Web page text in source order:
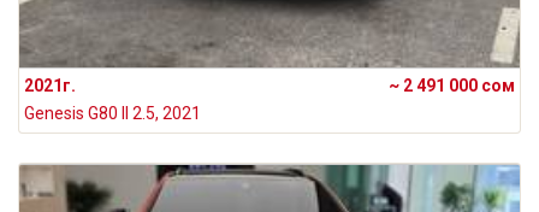
2021г.
~ 2 491 000 сом
Genesis G80 II 2.5, 2021